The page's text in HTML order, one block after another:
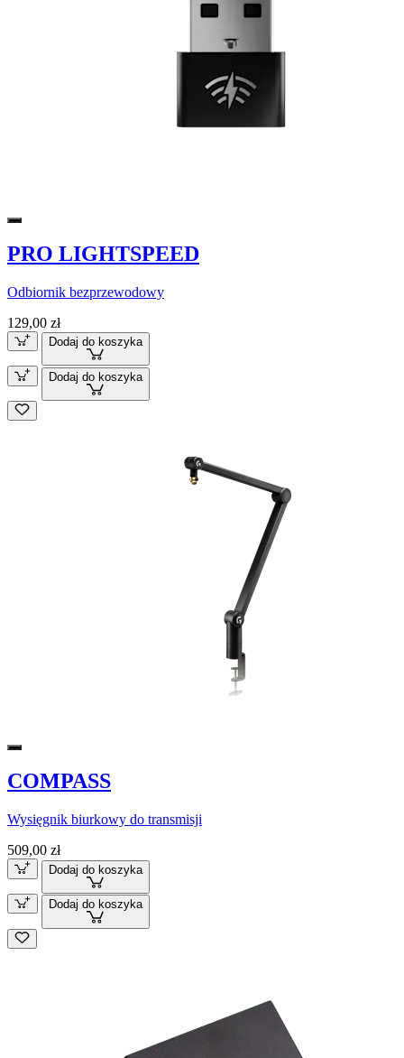
PRO LIGHTSPEED
Odbiornik bezprzewodowy
129,00 zł
Dodaj do koszyka
Dodaj do koszyka
COMPASS
Wysięgnik biurkowy do transmisji
509,00 zł
Dodaj do koszyka
Dodaj do koszyka